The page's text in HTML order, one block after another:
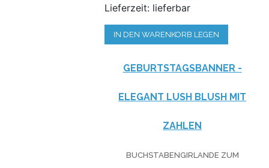
Lieferzeit: lieferbar
IN DEN WARENKORB LEGEN
GEBURTSTAGSBANNER -
ELEGANT LUSH BLUSH MIT
ZAHLEN
BUCHSTABENGIRLANDE ZUM